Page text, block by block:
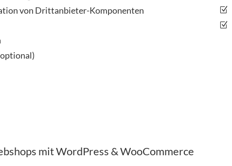
von Drittanbieter-Komponenten
mit WordPress & WooCommerce